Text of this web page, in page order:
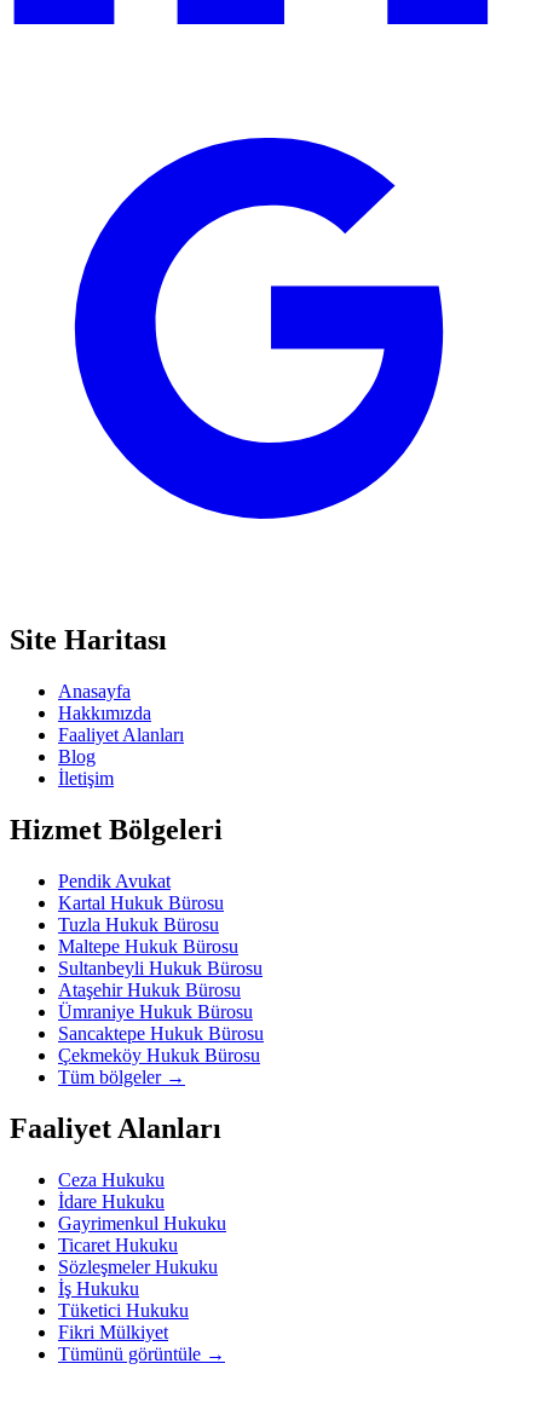
Site Haritası
Anasayfa
Hakkımızda
Faaliyet Alanları
Blog
İletişim
Hizmet Bölgeleri
Pendik Avukat
Kartal Hukuk Bürosu
Tuzla Hukuk Bürosu
Maltepe Hukuk Bürosu
Sultanbeyli Hukuk Bürosu
Ataşehir Hukuk Bürosu
Ümraniye Hukuk Bürosu
Sancaktepe Hukuk Bürosu
Çekmeköy Hukuk Bürosu
Tüm bölgeler →
Faaliyet Alanları
Ceza Hukuku
İdare Hukuku
Gayrimenkul Hukuku
Ticaret Hukuku
Sözleşmeler Hukuku
İş Hukuku
Tüketici Hukuku
Fikri Mülkiyet
Tümünü görüntüle →